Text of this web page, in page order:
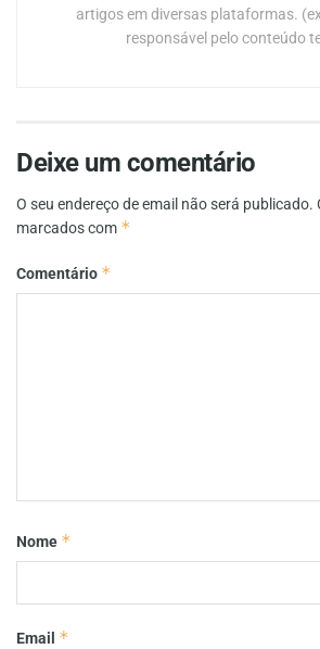
artigos em diversas plataformas.
responsável pelo conteúdo
Deixe um comentário
O seu endereço de email não será publicado.
marcados com *
Comentário *
Nome *
Email *